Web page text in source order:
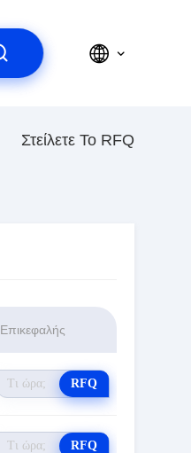
Στείλετε Το RFQ
Επικεφαλής
RFQ
RFQ